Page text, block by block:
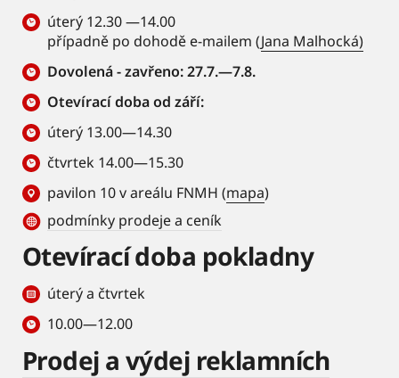
úterý 12.30 —14.00
případně po dohodě e-mailem (Jana Malhocká)
Dovolená - zavřeno: 27.7.—7.8.
Otevírací doba od září:
úterý 13.00—14.30
čtvrtek 14.00—15.30
pavilon 10 v areálu FNMH (mapa)
podmínky prodeje a ceník
Otevírací doba pokladny
úterý a čtvrtek
10.00—12.00
Prodej a výdej reklamních